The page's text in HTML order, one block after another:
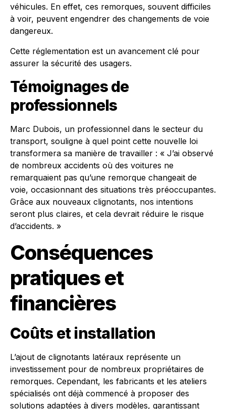
véhicules. En effet, ces remorques, souvent difficiles
à voir, peuvent engendrer des changements de voie
dangereux.
Cette réglementation est un avancement clé pour
assurer la sécurité des usagers.
Témoignages de
professionnels
Marc Dubois, un professionnel dans le secteur du
transport, souligne à quel point cette nouvelle loi
transformera sa manière de travailler : « J’ai observé
de nombreux accidents où des voitures ne
remarquaient pas qu’une remorque changeait de
voie, occasionnant des situations très préoccupantes.
Grâce aux nouveaux clignotants, nos intentions
seront plus claires, et cela devrait réduire le risque
d’accidents. »
Conséquences
pratiques et
financières
Coûts et installation
L’ajout de clignotants latéraux représente un
investissement pour de nombreux propriétaires de
remorques. Cependant, les fabricants et les ateliers
spécialisés ont déjà commencé à proposer des
solutions adaptées à divers modèles, garantissant